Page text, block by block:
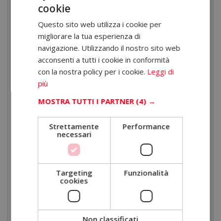
umane.
Se senti l’esigenza di comprendere meglio i
comportamenti, migliorare la comunicazione e
acquisire strumenti per accompagnare processi di
cambiamento, questo percorso può offrirti una base
solida e strutturata.
Perché studiare health
coaching online in ELBS
Scegliendo ELBS, investi in una formazione che mette
al centro la qualità dei contenuti e la flessibilità,
permettendoti di apprendere secondo i tuoi ritmi.
ELBS Business School Altri centri online
cookie
Questo sito web utilizza i cookie per
migliorare la tua esperienza di
navigazione. Utilizzando il nostro sito web
acconsenti a tutti i cookie in conformità
con la nostra policy per i cookie. Leggi di
più
MOSTRA TUTTI I PARTNER (4) →
Strettamente
necessari
Performance
Targeting
cookies
Funzionalità
Non classificati